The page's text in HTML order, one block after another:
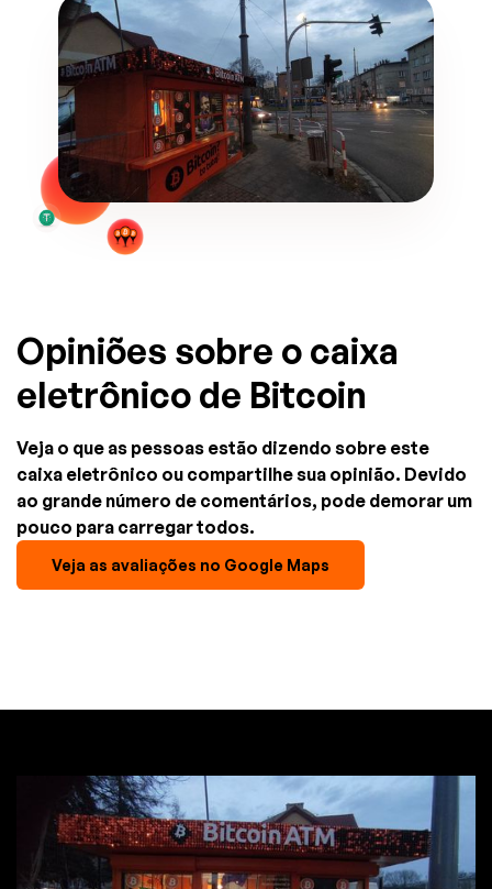
Opiniões sobre o caixa
eletrônico de Bitcoin
Veja o que as pessoas estão dizendo sobre este
caixa eletrônico ou compartilhe sua opinião. Devido
ao grande número de comentários, pode demorar um
pouco para carregar todos.
Veja as avaliações no Google Maps